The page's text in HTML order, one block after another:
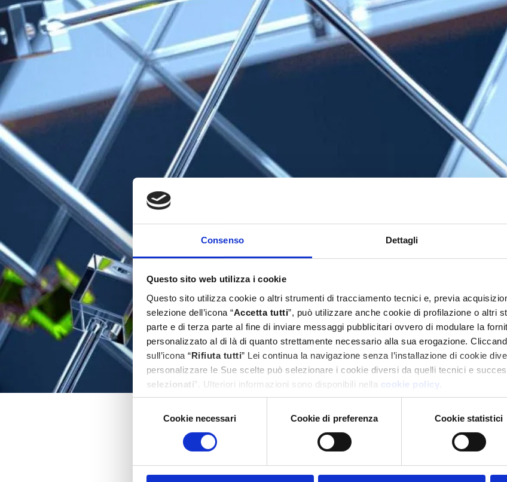
Consenso Dettagli
Questo sito web utilizza i cookie
Questo sito utilizza cookie o altri strumenti di tracciamento tecnici e, previa
selezione dell’icona “Accetta tutti”, può utilizzare anche cookie di profilazione o altri
parte e di terza parte al fine di inviare messaggi pubblicitari ovvero di modulare la
personalizzato al di là di quanto strettamente necessario alla sua erogazione.
sull’icona “Rifiuta tutti” Lei continua la navigazione senza l’installazione di cookie
personalizzare le Sue scelte può selezionare i cookie diversi da quelli tecnici e
selezionati”. Ulteriori informazioni sono disponibili nella cookie policy
Cookie necessari Cookie di preferenza Cookie statistici